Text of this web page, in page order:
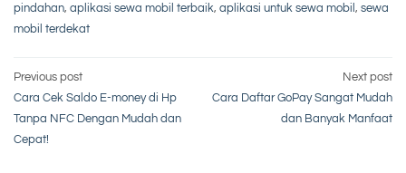
pindahan, aplikasi sewa mobil terbaik, aplikasi untuk sewa mobil , sewa
mobil terdekat
Post
navigation
Previous post
Cara Cek Saldo E-money di Hp
Tanpa NFC Dengan Mudah dan
Cepat!
Next post
Cara Daftar GoPay Sangat Mudah
dan Banyak Manfaat